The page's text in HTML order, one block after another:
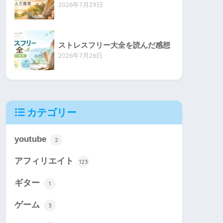
2026年7月29日
ストレスフリー大全を読んだ感想
2026年7月26日
カテゴリー
youtube 2
アフィリエイト 123
ギター 1
ゲーム 3